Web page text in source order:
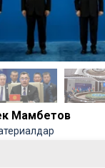
Мамбетов